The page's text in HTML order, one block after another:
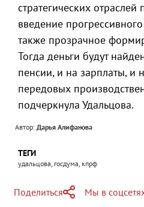
стратегических
введение
также прозрачное
Тогда деньги будут
пенсии, и на зарплаты, и
передовых
подчеркнула Удальцова.
Автор: Дарья Алифанова
ТЕГИ
удальцова, госдума, кпрф
Поделиться
Мы в